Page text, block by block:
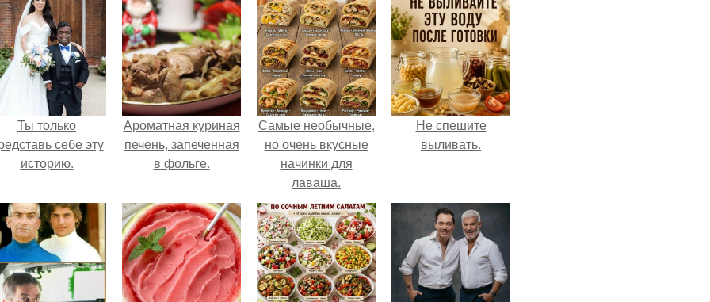
Ты только
себе эту
историю.
Ароматная куриная
печень, запеченная
в фольге.
Самые необычные,
но очень вкусные
начинки для
лаваша.
Не спешите
выливать.